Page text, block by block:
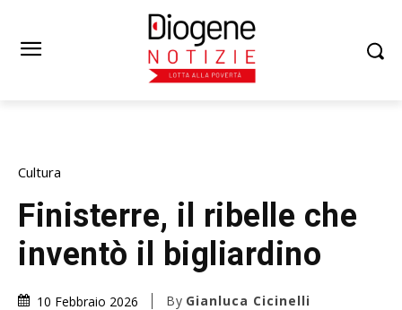
Cultura
Finisterre, il ribelle che
inventò il bigliardino
10 Febbraio 2026 By Gianluca Cicinelli